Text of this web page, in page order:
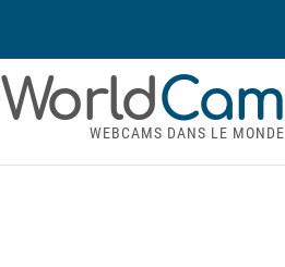
WorldCam
WEBCAMS DANS LE MONDE